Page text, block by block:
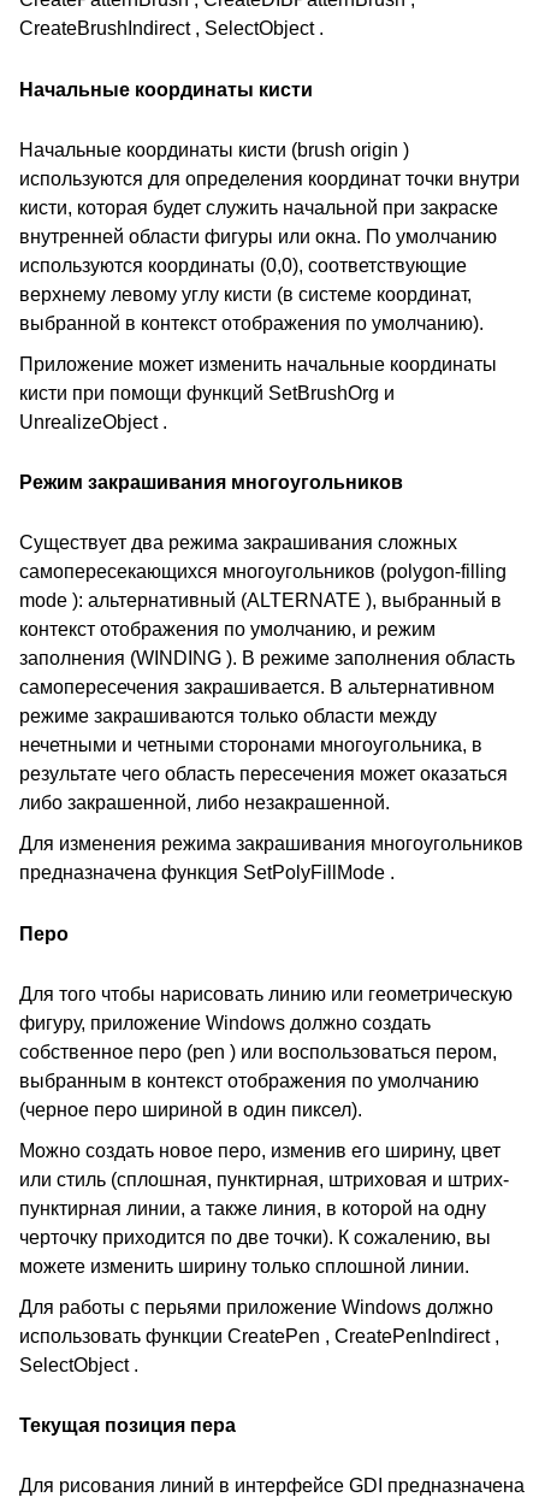
CreateBrushIndirect , SelectObject .
Начальные координаты кисти
Начальные координаты кисти (brush origin )
используются для определения координат точки внутри
кисти, которая будет служить начальной при закраске
внутренней области фигуры или окна. По умолчанию
используются координаты (0,0), соответствующие
верхнему левому углу кисти (в системе координат,
выбранной в контекст отображения по умолчанию).
Приложение может изменить начальные координаты
кисти при помощи функций SetBrushOrg и
UnrealizeObject .
Режим закрашивания многоугольников
Существует два режима закрашивания сложных
самопересекающихся многоугольников (polygon-filling
mode ): альтернативный (ALTERNATE ), выбранный в
контекст отображения по умолчанию, и режим
заполнения (WINDING ). В режиме заполнения область
самопересечения закрашивается. В альтернативном
режиме закрашиваются только области между
нечетными и четными сторонами многоугольника, в
результате чего область пересечения может оказаться
либо закрашенной, либо незакрашенной.
Для изменения режима закрашивания многоугольников
предназначена функция SetPolyFillMode .
Перо
Для того чтобы нарисовать линию или геометрическую
фигуру, приложение Windows должно создать
собственное перо (pen ) или воспользоваться пером,
выбранным в контекст отображения по умолчанию
(черное перо шириной в один пиксел).
Можно создать новое перо, изменив его ширину, цвет
или стиль (сплошная, пунктирная, штриховая и штрих-
пунктирная линии, а также линия, в которой на одну
черточку приходится по две точки). К сожалению, вы
можете изменить ширину только сплошной линии.
Для работы с перьями приложение Windows должно
использовать функции CreatePen , CreatePenIndirect ,
SelectObject .
Текущая позиция пера
Для рисования линий в интерфейсе GDI предназначена